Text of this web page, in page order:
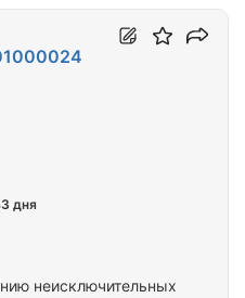
неисключительных
дня